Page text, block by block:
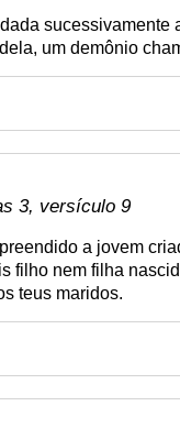
sucessivamente
um demônio
3, versículo 9
a jovem
filho nem filha
teus maridos.